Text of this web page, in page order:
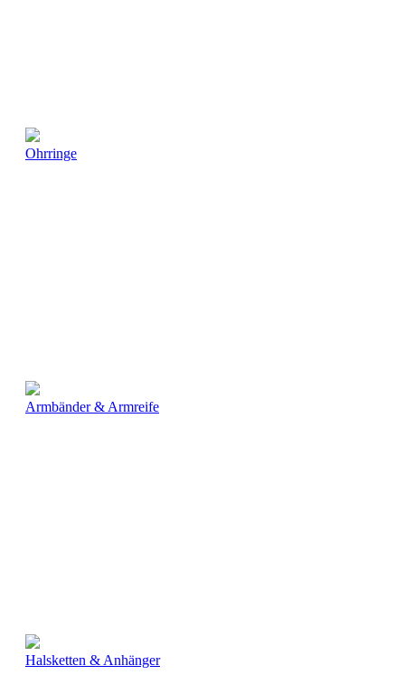
Ohrringe
Armbänder & Armreife
Halsketten & Anhänger